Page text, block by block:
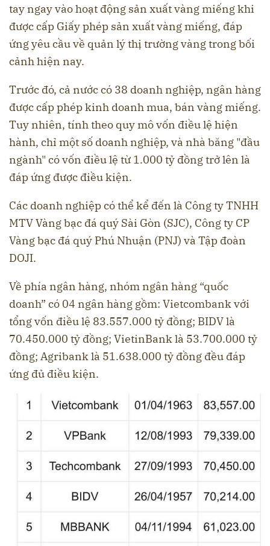
tay ngay vào hoạt động sản xuất vàng miếng khi
được cấp Giấy phép sản xuất vàng miếng, đáp
ứng yêu cầu về quản lý thị trường vàng trong bối
cảnh hiện nay.
Trước đó, cả nước có 38 doanh nghiệp, ngân hàng
được cấp phép kinh doanh mua, bán vàng miếng.
Tuy nhiên, tính theo quy mô vốn điều lệ hiện
hành, chỉ một số doanh nghiệp, và nhà băng "đầu
ngành" có vốn điều lệ từ 1.000 tỷ đồng trở lên là
đáp ứng được điều kiện.
Các doanh nghiệp có thể kể đến là Công ty TNHH
MTV Vàng bạc đá quý Sài Gòn (SJC), Công ty CP
Vàng bạc đá quý Phú Nhuận (PNJ) và Tập đoàn
DOJI.
Về phía ngân hàng, nhóm ngân hàng “quốc
doanh” có 04 ngân hàng gồm: Vietcombank với
tổng vốn điều lệ 83.557.000 tỷ đồng; BIDV là
70.450.000 tỷ đồng; VietinBank là 53.700.000 tỷ
đồng; Agribank là 51.638.000 tỷ đồng đều đáp
ứng đủ điều kiện.